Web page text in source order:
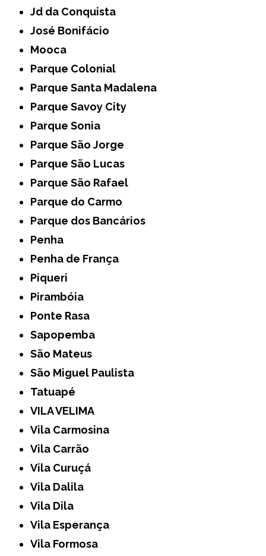
Jd da Conquista
José Bonifácio
Mooca
Parque Colonial
Parque Santa Madalena
Parque Savoy City
Parque Sonia
Parque São Jorge
Parque São Lucas
Parque São Rafael
Parque do Carmo
Parque dos Bancários
Penha
Penha de França
Piqueri
Pirambóia
Ponte Rasa
Sapopemba
São Mateus
São Miguel Paulista
Tatuapé
VILA VELIMA
Vila Carmosina
Vila Carrão
Vila Curuçá
Vila Dalila
Vila Dila
Vila Esperança
Vila Formosa